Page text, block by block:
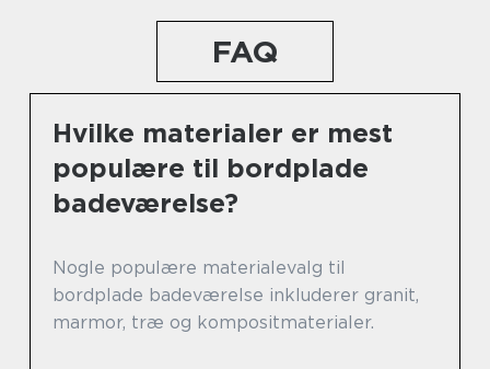
FAQ
Hvilke materialer er mest
populære til bordplade
badeværelse?
Nogle populære materialevalg til
bordplade badeværelse inkluderer granit,
marmor, træ og kompositmaterialer.